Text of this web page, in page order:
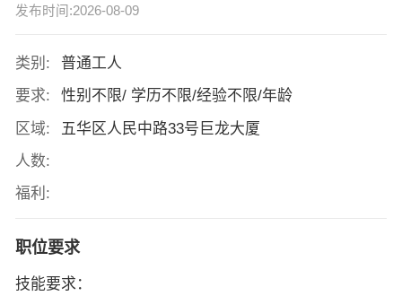
发布时间:2026-08-09
类别:
普通工人
要求:
性别不限/ 学历不限/经验不限/年龄
区域:
五华区人民中路33号巨龙大厦
人数:
福利:
职位要求
技能要求：